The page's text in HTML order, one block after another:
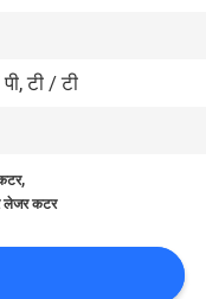
टी / टी
,
लेजर कटर